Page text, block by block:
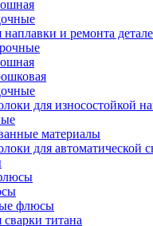
и ремонта
для износостойкой
материалы
для автоматической
флюсы
титана